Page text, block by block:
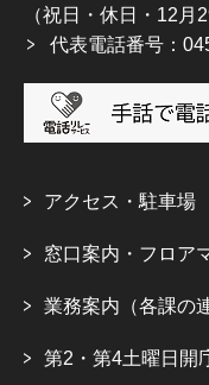
（祝日・休日・12月
代表電話番号：
アクセス・駐車場
窓口案内・フロア
業務案内（各課の
第2・第4土曜日開